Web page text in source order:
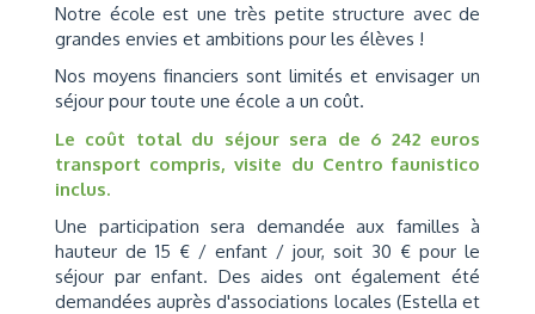
Notre école est une très petite structure avec de
grandes envies et ambitions pour les élèves !
Nos moyens financiers sont limités et envisager un
séjour pour toute une école a un coût.
Le coût total du séjour sera de 6 242 euros
transport compris, visite du Centro faunistico
inclus.
Une participation sera demandée aux familles à
hauteur de 15 € / enfant / jour, soit 30 € pour le
séjour par enfant. Des aides ont également été
demandées auprès d'associations locales (Estella et